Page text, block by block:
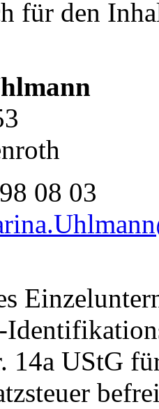
für den
08 03
14a UStG